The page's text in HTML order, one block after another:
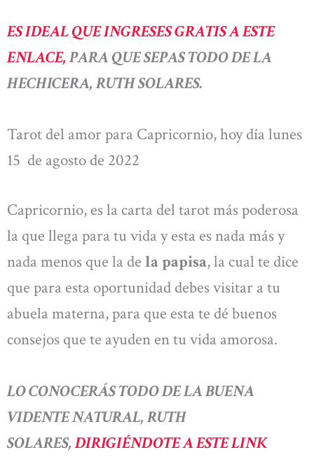
ES IDEAL QUE INGRESES GRATIS A ESTE
ENLACE, PARA QUE SEPAS TODO DE LA
HECHICERA, RUTH SOLARES.
Tarot del amor para Capricornio, hoy día lunes
15 de agosto de 2022
Capricornio, es la carta del tarot más poderosa
la que llega para tu vida y esta es nada más y
nada menos que la de la papisa, la cual te dice
que para esta oportunidad debes visitar a tu
abuela materna, para que esta te dé buenos
consejos que te ayuden en tu vida amorosa.
LO CONOCERÁS TODO DE LA BUENA
VIDENTE NATURAL, RUTH
SOLARES,DIRIGIÉNDOTE A ESTE LINK